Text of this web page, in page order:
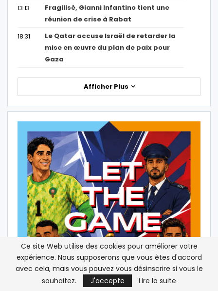
13:13
Fragilisé, Gianni Infantino tient une
réunion de crise à Rabat
18:31
Le Qatar accuse Israël de retarder la
mise en œuvre du plan de paix pour
Gaza
Afficher Plus
Ce site Web utilise des cookies pour améliorer votre
expérience. Nous supposerons que vous êtes d'accord
avec cela, mais vous pouvez vous désinscrire si vous le
souhaitez.
J'accepte Lire la suite